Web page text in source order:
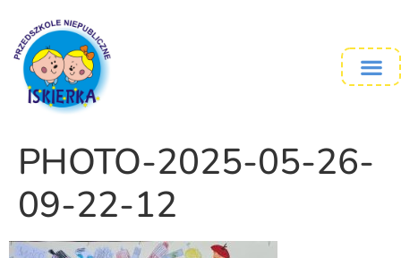
PHOTO-2025-05-26-
09-22-12